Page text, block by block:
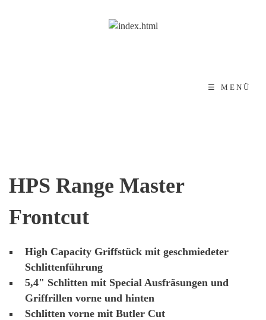
☰ MENÜ
HPS Range Master
Frontcut
High Capacity Griffstück mit geschmiedeter
Schlittenführung
5,4" Schlitten mit Special Ausfräsungen und
Griffrillen vorne und hinten
Schlitten vorne mit Butler Cut